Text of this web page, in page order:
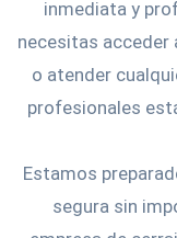
inmediata y
necesitas acceder
o atender
profesionales
Estamos
segura sin